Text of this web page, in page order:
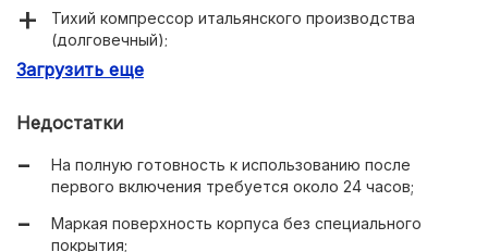
Тихий компрессор итальянского производства
(долговечный);
Точная поддержка установленного температурного
Загрузить еще
Недостатки
На полную готовность к использованию после
первого включения требуется около 24 часов;
Маркая поверхность корпуса без специального
покрытия;